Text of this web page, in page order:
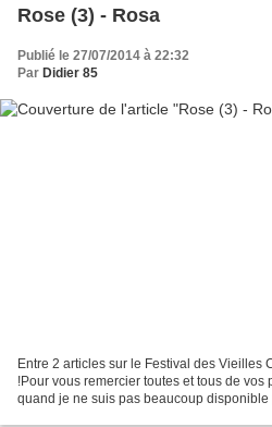
Rose (3) - Rosa
Publié le 27/07/2014 à 22:32
Par Didier 85
Entre 2 articles sur le Festival des Vieilles
!Pour vous remercier toutes et tous de vos
quand je ne suis pas beaucoup